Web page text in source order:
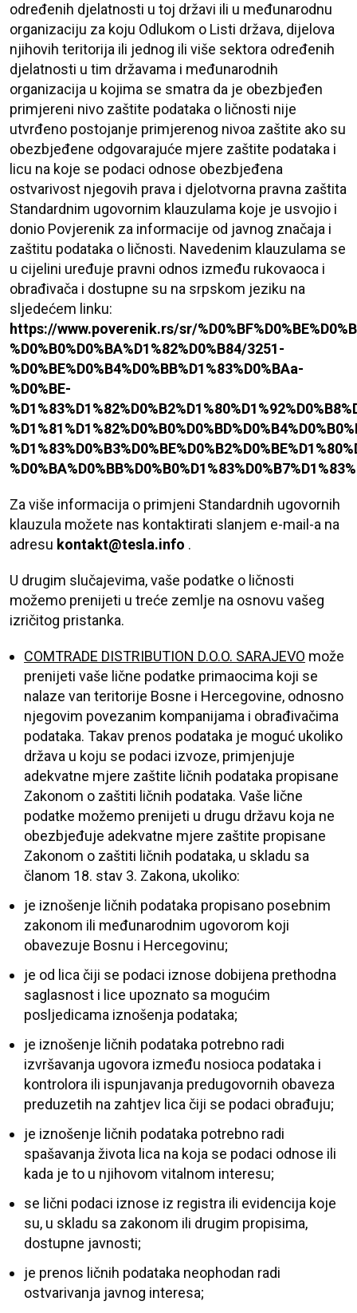
određenih djelatnosti u toj državi ili u međunarodnu
organizaciju za koju Odlukom o Listi država, dijelova
njihovih teritorija ili jednog ili više sektora određenih
djelatnosti u tim državama i međunarodnih
organizacija u kojima se smatra da je obezbjeđen
primjereni nivo zaštite podataka o ličnosti nije
utvrđeno postojanje primjerenog nivoa zaštite ako su
obezbjeđene odgovarajuće mjere zaštite podataka i
licu na koje se podaci odnose obezbjeđena
ostvarivost njegovih prava i djelotvorna pravna zaštita
Standardnim ugovornim klauzulama koje je usvojio i
donio Povjerenik za informacije od javnog značaja i
zaštitu podataka o ličnosti. Navedenim klauzulama se
u cijelini uređuje pravni odnos između rukovaoca i
obrađivača i dostupne su na srpskom jeziku na
sljedećem linku:
https://www.poverenik.rs/sr/
%D0%B0%D0%BA%D1%82%D0%B84/3251-
%D0%BE%D0%B4%D0%BB%D1%83%D0%BAa-
%D0%BE-
Za više informacija o primjeni Standardnih ugovornih
klauzula možete nas kontaktirati slanjem e-mail-a na
adresu kontakt@tesla.info .
U drugim slučajevima, vaše podatke o ličnosti
možemo prenijeti u treće zemlje na osnovu vašeg
izričitog pristanka.
COMTRADE DISTRIBUTION D.O.O. SARAJEVO može
prenijeti vaše lične podatke primaocima koji se
nalaze van teritorije Bosne i Hercegovine, odnosno
njegovim povezanim kompanijama i obrađivačima
podataka. Takav prenos podataka je moguć ukoliko
država u koju se podaci izvoze, primjenjuje
adekvatne mjere zaštite ličnih podataka propisane
Zakonom o zaštiti ličnih podataka. Vaše lične
podatke možemo prenijeti u drugu državu koja ne
obezbjeđuje adekvatne mjere zaštite propisane
Zakonom o zaštiti ličnih podataka, u skladu sa
članom 18. stav 3. Zakona, ukoliko:
je iznošenje ličnih podataka propisano posebnim
zakonom ili međunarodnim ugovorom koji
obavezuje Bosnu i Hercegovinu;
je od lica čiji se podaci iznose dobijena prethodna
saglasnost i lice upoznato sa mogućim
posljedicama iznošenja podataka;
je iznošenje ličnih podataka potrebno radi
izvršavanja ugovora između nosioca podataka i
kontrolora ili ispunjavanja predugovornih obaveza
preduzetih na zahtjev lica čiji se podaci obrađuju;
je iznošenje ličnih podataka potrebno radi
spašavanja života lica na koja se podaci odnose ili
kada je to u njihovom vitalnom interesu;
se lični podaci iznose iz registra ili evidencija koje
su, u skladu sa zakonom ili drugim propisima,
dostupne javnosti;
je prenos ličnih podataka neophodan radi
ostvarivanja javnog interesa;